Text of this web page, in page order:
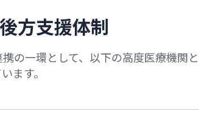
後方支援体制
の一環として、以下の高度医療機関
ます。